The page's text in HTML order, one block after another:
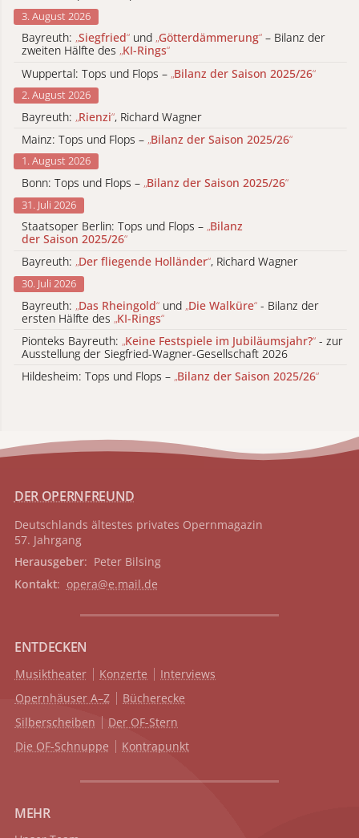
3. August 2026
Bayreuth: „Siegfried“ und „Götterdämmerung“ – Bilanz der
zweiten Hälfte des „KI-Rings“
Wuppertal: Tops und Flops – „Bilanz der Saison 2025/26“
2. August 2026
Bayreuth: „Rienzi“, Richard Wagner
Mainz: Tops und Flops – „Bilanz der Saison 2025/26“
1. August 2026
Bonn: Tops und Flops – „Bilanz der Saison 2025/26“
31. Juli 2026
Staatsoper Berlin: Tops und Flops – „Bilanz
der Saison 2025/26“
Bayreuth: „Der fliegende Holländer“, Richard Wagner
30. Juli 2026
Bayreuth: „Das Rheingold“ und „Die Walküre“ - Bilanz der
ersten Hälfte des „KI-Rings“
Pionteks Bayreuth: „Keine Festspiele im Jubiläumsjahr?“ - zur
Ausstellung der Siegfried-Wagner-Gesellschaft 2026
Hildesheim: Tops und Flops – „Bilanz der Saison 2025/26“
DER OPERNFREUND
Deutschlands ältestes privates Opernmagazin
57. Jahrgang
Herausgeber: Peter Bilsing
Kontakt: opera@e.mail.de
ENTDECKEN
Musiktheater Konzerte
Interviews
Opernhäuser A–Z
Bücherecke
Silberscheiben
Der OF-Stern
Die OF-Schnuppe
Kontrapunkt
MEHR